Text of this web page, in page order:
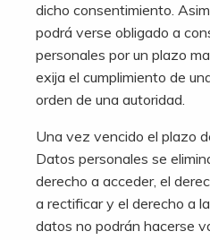
dicho consentimiento.
podrá verse obligado a
personales por un plazo
exija el cumplimiento de
orden de una autoridad.
Una vez vencido el plazo
Datos personales se
derecho a acceder, el
a rectificar y el derecho a
datos no podrán hacerse